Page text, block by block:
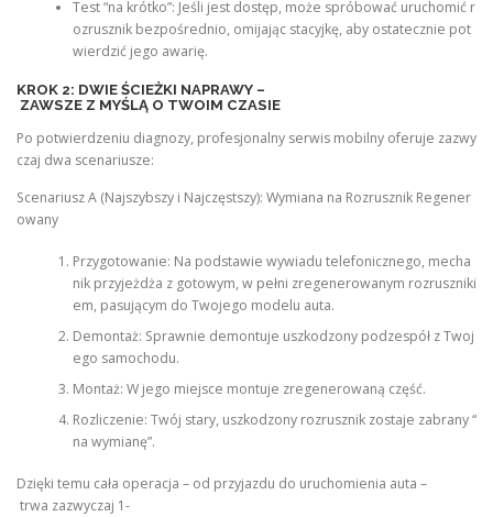
Test “na krótko”: Jeśli jest dostęp, może spróbować uruchomić r
ozrusznik bezpośrednio, omijając stacyjkę, aby ostatecznie pot
wierdzić jego awarię.
KROK 2: DWIE ŚCIEŻKI NAPRAWY –
ZAWSZE Z MYŚLĄ O TWOIM CZASIE
Po potwierdzeniu diagnozy, profesjonalny serwis mobilny oferuje zazwy
czaj dwa scenariusze:
Scenariusz A (Najszybszy i Najczęstszy): Wymiana na Rozrusznik Regener
owany
Przygotowanie: Na podstawie wywiadu telefonicznego, mecha
nik przyjeżdża z gotowym, w pełni zregenerowanym rozruszniki
em, pasującym do Twojego modelu auta.
Demontaż: Sprawnie demontuje uszkodzony podzespół z Twoj
ego samochodu.
Montaż: W jego miejsce montuje zregenerowaną część.
Rozliczenie: Twój stary, uszkodzony rozrusznik zostaje zabrany “
na wymianę”.
Dzięki temu cała operacja – od przyjazdu do uruchomienia auta –
trwa zazwyczaj 1-